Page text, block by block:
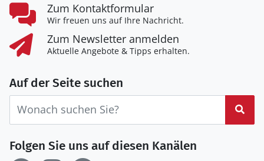
Zum Kontaktformular
Wir freuen uns auf Ihre Nachricht.
Zum Newsletter anmelden
Aktuelle Angebote & Tipps erhalten.
Auf der Seite suchen
Folgen Sie uns auf diesen Kanälen